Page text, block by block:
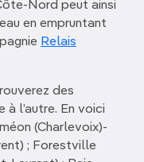
Nord peut ainsi
en empruntant
Relais
des
à l’autre. En voici
(Charlevoix)-
; Forestville